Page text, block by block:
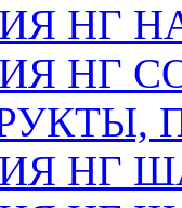
НГ
НГ
НГ